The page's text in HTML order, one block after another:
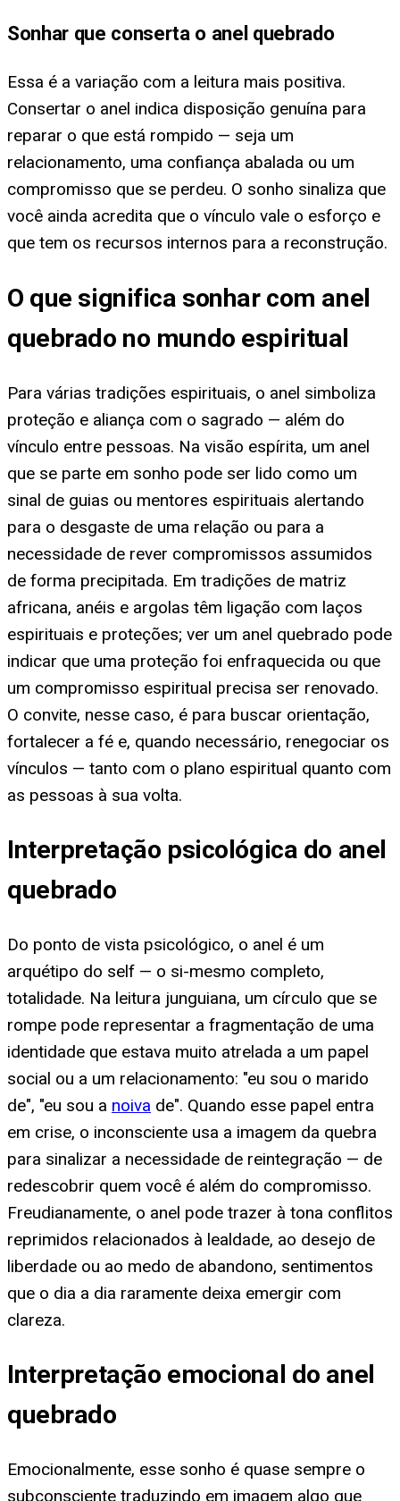
Sonhar que conserta o anel quebrado
Essa é a variação com a leitura mais positiva.
Consertar o anel indica disposição genuína para
reparar o que está rompido — seja um
relacionamento, uma confiança abalada ou um
compromisso que se perdeu. O sonho sinaliza que
você ainda acredita que o vínculo vale o esforço e
que tem os recursos internos para a reconstrução.
O que significa sonhar com anel
quebrado no mundo espiritual
Para várias tradições espirituais, o anel simboliza
proteção e aliança com o sagrado — além do
vínculo entre pessoas. Na visão espírita, um anel
que se parte em sonho pode ser lido como um
sinal de guias ou mentores espirituais alertando
para o desgaste de uma relação ou para a
necessidade de rever compromissos assumidos
de forma precipitada. Em tradições de matriz
africana, anéis e argolas têm ligação com laços
espirituais e proteções; ver um anel quebrado pode
indicar que uma proteção foi enfraquecida ou que
um compromisso espiritual precisa ser renovado.
O convite, nesse caso, é para buscar orientação,
fortalecer a fé e, quando necessário, renegociar os
vínculos — tanto com o plano espiritual quanto com
as pessoas à sua volta.
Interpretação psicológica do anel
quebrado
Do ponto de vista psicológico, o anel é um
arquétipo do self — o si-mesmo completo,
totalidade. Na leitura junguiana, um círculo que se
rompe pode representar a fragmentação de uma
identidade que estava muito atrelada a um papel
social ou a um relacionamento: "eu sou o marido
de", "eu sou a noiva de". Quando esse papel entra
em crise, o inconsciente usa a imagem da quebra
para sinalizar a necessidade de reintegração — de
redescobrir quem você é além do compromisso.
Freudianamente, o anel pode trazer à tona conflitos
reprimidos relacionados à lealdade, ao desejo de
liberdade ou ao medo de abandono, sentimentos
que o dia a dia raramente deixa emergir com
clareza.
Interpretação emocional do anel
quebrado
Emocionalmente, esse sonho é quase sempre o
subconsciente traduzindo em imagem algo que